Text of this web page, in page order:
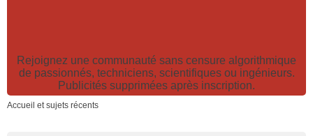
Rejoignez une communauté sans censure algorithmique
de passionnés, techniciens, scientifiques ou ingénieurs.
Publicités supprimées après inscription.
Accueil et sujets récents